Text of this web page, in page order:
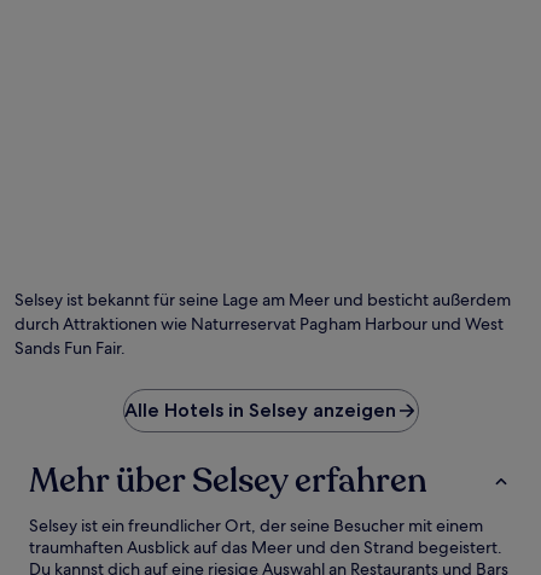
Selsey ist bekannt für seine Lage am Meer und besticht außerdem
durch Attraktionen wie Naturreservat Pagham Harbour und West
Sands Fun Fair.
Alle Hotels in Selsey anzeigen
Mehr über Selsey erfahren
Selsey ist ein freundlicher Ort, der seine Besucher mit einem
traumhaften Ausblick auf das Meer und den Strand begeistert.
Du kannst dich auf eine riesige Auswahl an Restaurants und Bars